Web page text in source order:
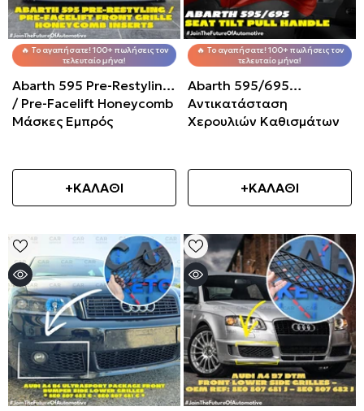
🔥 Το αγαπήσατε! 100+ πωλήσεις τον
τελευταίο μήνα!
Abarth 595 Pre-Restyling
/ Pre-Facelift Honeycomb
Μάσκες Εμπρός
+ΚΑΛΑΘΙ
🔥 Το αγαπήσατε! 100+ πωλήσεις τον
τελευταίο μήνα!
Abarth 595/695
Αντικατάσταση
Χερουλιών Καθισμάτων
+ΚΑΛΑΘΙ